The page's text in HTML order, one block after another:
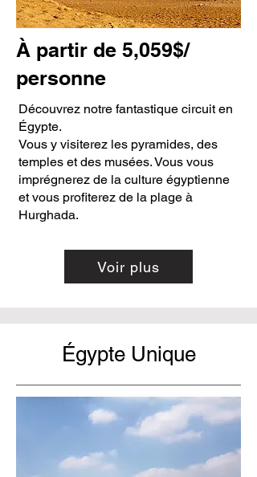
À partir de 5,059$/
personne
Découvrez notre fantastique circuit en
Égypte.
Vous y visiterez les pyramides, des
temples et des musées. Vous vous
imprégnerez de la culture égyptienne
et vous profiterez de la plage à
Hurghada.
Voir plus
Égypte Unique